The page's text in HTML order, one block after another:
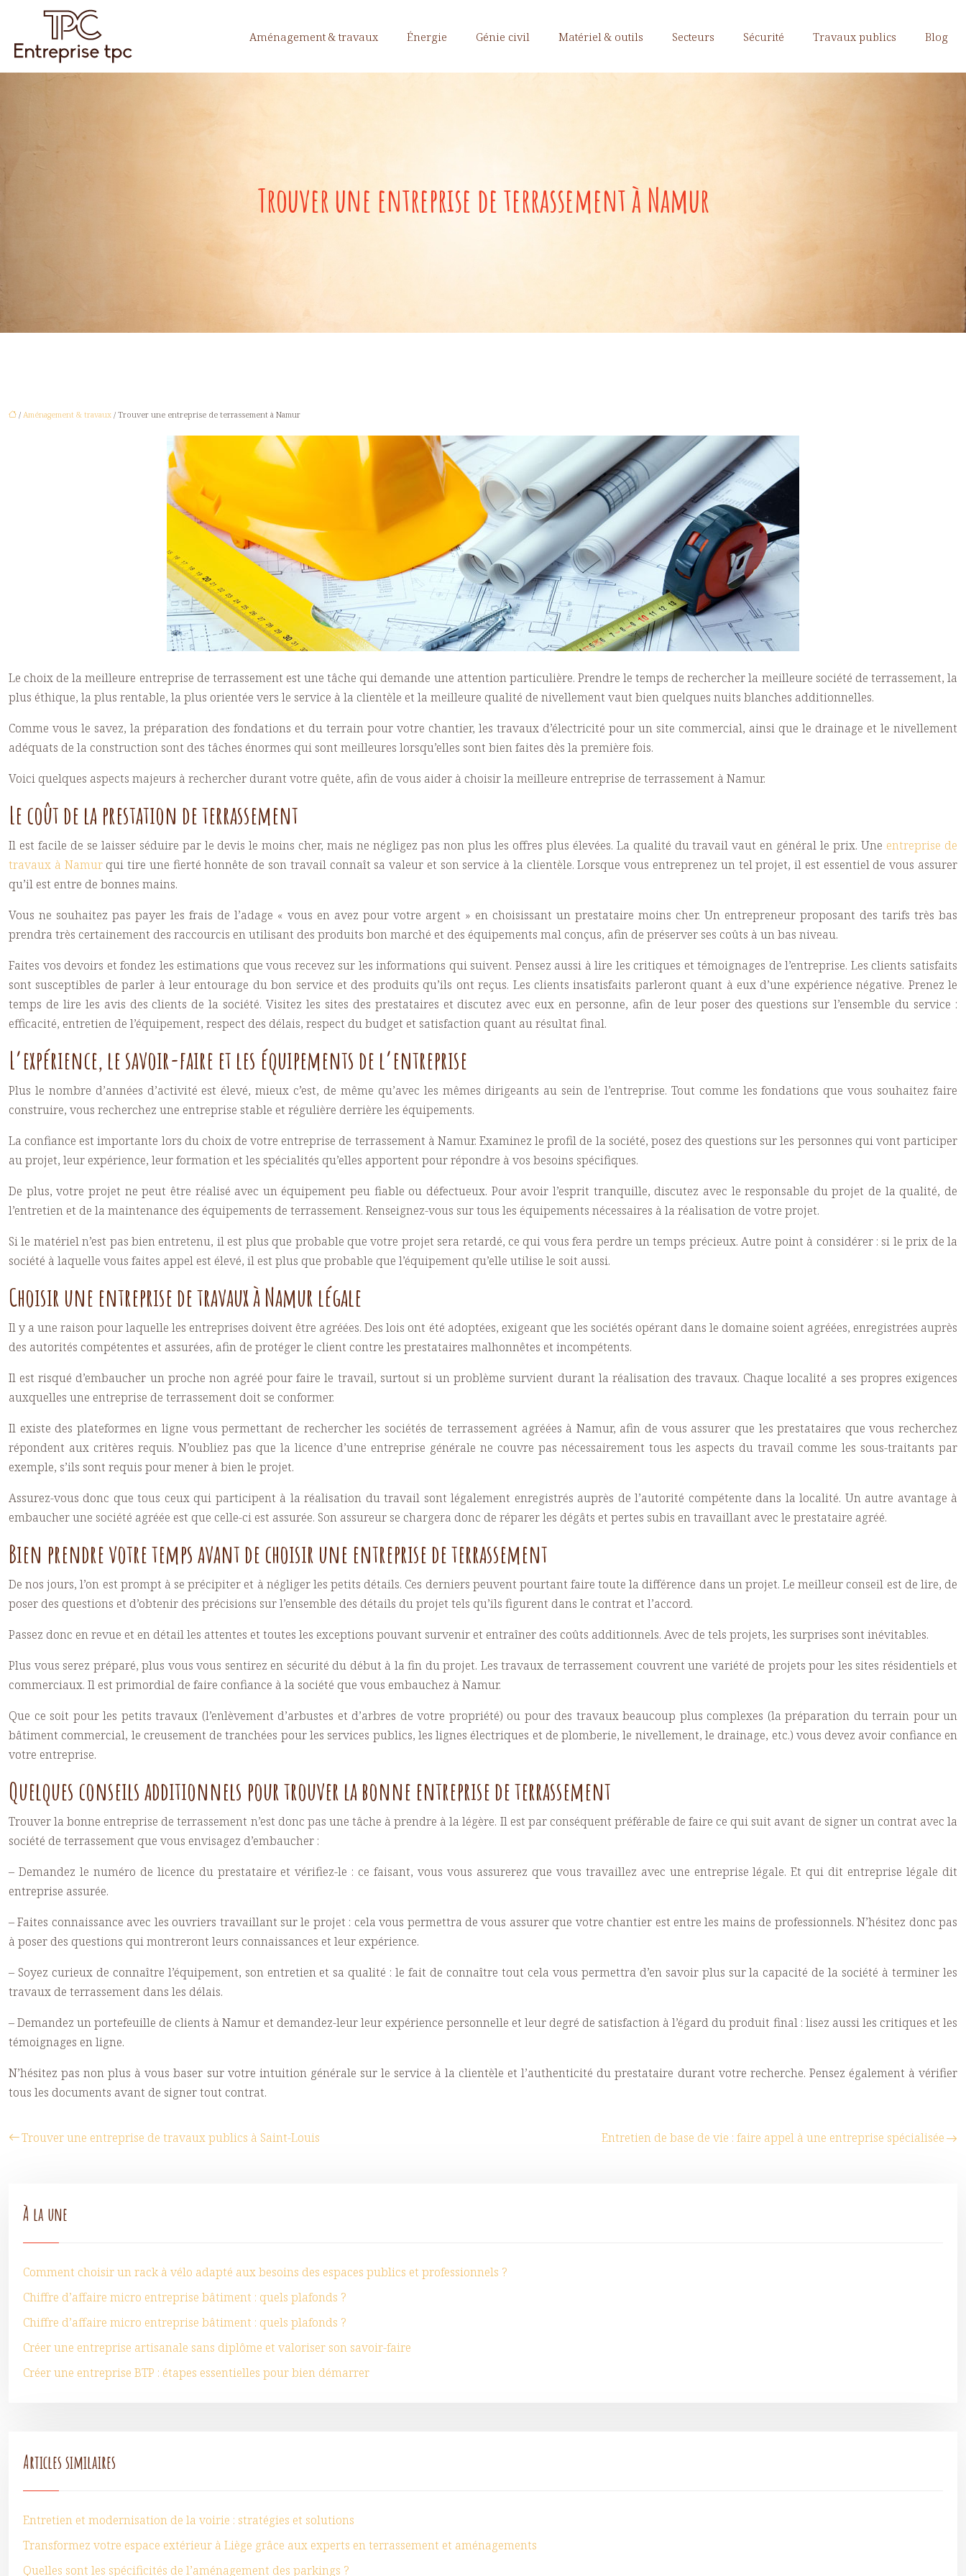
Aménagement & travaux Énergie Génie civil Matériel & outils Secteurs Sécurité Travaux publics Blog
Trouver une entreprise de terrassement à Namur
/ Aménagement & travaux / Trouver une entreprise de terrassement à Namur
Le choix de la meilleure entreprise de terrassement est une tâche qui demande une attention particulière. Prendre le temps de rechercher la meilleure société de terrassement, la
plus éthique, la plus rentable, la plus orientée vers le service à la clientèle et la meilleure qualité de nivellement vaut bien quelques nuits blanches additionnelles.
Comme vous le savez, la préparation des fondations et du terrain pour votre chantier, les travaux d’électricité pour un site commercial, ainsi que le drainage et le nivellement
adéquats de la construction sont des tâches énormes qui sont meilleures lorsqu’elles sont bien faites dès la première fois.
Voici quelques aspects majeurs à rechercher durant votre quête, afin de vous aider à choisir la meilleure entreprise de terrassement à Namur.
Le coût de la prestation de terrassement
Il est facile de se laisser séduire par le devis le moins cher, mais ne négligez pas non plus les offres plus élevées. La qualité du travail vaut en général le prix. Une entreprise de
travaux à Namurqui tire une fierté honnête de son travail connaît sa valeur et son service à la clientèle. Lorsque vous entreprenez un tel projet, il est essentiel de vous assurer
qu’il est entre de bonnes mains.
Vous ne souhaitez pas payer les frais de l’adage « vous en avez pour votre argent » en choisissant un prestataire moins cher. Un entrepreneur proposant des tarifs très bas
prendra très certainement des raccourcis en utilisant des produits bon marché et des équipements mal conçus, afin de préserver ses coûts à un bas niveau.
Faites vos devoirs et fondez les estimations que vous recevez sur les informations qui suivent. Pensez aussi à lire les critiques et témoignages de l’entreprise. Les clients satisfaits
sont susceptibles de parler à leur entourage du bon service et des produits qu’ils ont reçus. Les clients insatisfaits parleront quant à eux d’une expérience négative. Prenez le
temps de lire les avis des clients de la société. Visitez les sites des prestataires et discutez avec eux en personne, afin de leur poser des questions sur l’ensemble du service :
efficacité, entretien de l’équipement, respect des délais, respect du budget et satisfaction quant au résultat final.
L’expérience, le savoir-faire et les équipements de l’entreprise
Plus le nombre d’années d’activité est élevé, mieux c’est, de même qu’avec les mêmes dirigeants au sein de l’entreprise. Tout comme les fondations que vous souhaitez faire
construire, vous recherchez une entreprise stable et régulière derrière les équipements.
La confiance est importante lors du choix de votre entreprise de terrassement à Namur. Examinez le profil de la société, posez des questions sur les personnes qui vont participer
au projet, leur expérience, leur formation et les spécialités qu’elles apportent pour répondre à vos besoins spécifiques.
De plus, votre projet ne peut être réalisé avec un équipement peu fiable ou défectueux. Pour avoir l’esprit tranquille, discutez avec le responsable du projet de la qualité, de
l’entretien et de la maintenance des équipements de terrassement. Renseignez-vous sur tous les équipements nécessaires à la réalisation de votre projet.
Si le matériel n’est pas bien entretenu, il est plus que probable que votre projet sera retardé, ce qui vous fera perdre un temps précieux. Autre point à considérer : si le prix de la
société à laquelle vous faites appel est élevé, il est plus que probable que l’équipement qu’elle utilise le soit aussi.
Choisir une entreprise de travaux à Namur légale
Il y a une raison pour laquelle les entreprises doivent être agréées. Des lois ont été adoptées, exigeant que les sociétés opérant dans le domaine soient agréées, enregistrées auprès
des autorités compétentes et assurées, afin de protéger le client contre les prestataires malhonnêtes et incompétents.
Il est risqué d’embaucher un proche non agréé pour faire le travail, surtout si un problème survient durant la réalisation des travaux. Chaque localité a ses propres exigences
auxquelles une entreprise de terrassement doit se conformer.
Il existe des plateformes en ligne vous permettant de rechercher les sociétés de terrassement agréées à Namur, afin de vous assurer que les prestataires que vous recherchez
répondent aux critères requis. N’oubliez pas que la licence d’une entreprise générale ne couvre pas nécessairement tous les aspects du travail comme les sous-traitants par
exemple, s’ils sont requis pour mener à bien le projet.
Assurez-vous donc que tous ceux qui participent à la réalisation du travail sont légalement enregistrés auprès de l’autorité compétente dans la localité. Un autre avantage à
embaucher une société agréée est que celle-ci est assurée. Son assureur se chargera donc de réparer les dégâts et pertes subis en travaillant avec le prestataire agréé.
Bien prendre votre temps avant de choisir une entreprise de terrassement
De nos jours, l’on est prompt à se précipiter et à négliger les petits détails. Ces derniers peuvent pourtant faire toute la différence dans un projet. Le meilleur conseil est de lire, de
poser des questions et d’obtenir des précisions sur l’ensemble des détails du projet tels qu’ils figurent dans le contrat et l’accord.
Passez donc en revue et en détail les attentes et toutes les exceptions pouvant survenir et entraîner des coûts additionnels. Avec de tels projets, les surprises sont inévitables.
Plus vous serez préparé, plus vous vous sentirez en sécurité du début à la fin du projet. Les travaux de terrassement couvrent une variété de projets pour les sites résidentiels et
commerciaux. Il est primordial de faire confiance à la société que vous embauchez à Namur.
Que ce soit pour les petits travaux (l’enlèvement d’arbustes et d’arbres de votre propriété) ou pour des travaux beaucoup plus complexes (la préparation du terrain pour un
bâtiment commercial, le creusement de tranchées pour les services publics, les lignes électriques et de plomberie, le nivellement, le drainage, etc.) vous devez avoir confiance en
votre entreprise.
Quelques conseils additionnels pour trouver la bonne entreprise de terrassement
Trouver la bonne entreprise de terrassement n’est donc pas une tâche à prendre à la légère. Il est par conséquent préférable de faire ce qui suit avant de signer un contrat avec la
société de terrassement que vous envisagez d’embaucher :
– Demandez le numéro de licence du prestataire et vérifiez-le : ce faisant, vous vous assurerez que vous travaillez avec une entreprise légale. Et qui dit entreprise légale dit
entreprise assurée.
– Faites connaissance avec les ouvriers travaillant sur le projet : cela vous permettra de vous assurer que votre chantier est entre les mains de professionnels. N’hésitez donc pas
à poser des questions qui montreront leurs connaissances et leur expérience.
– Soyez curieux de connaître l’équipement, son entretien et sa qualité : le fait de connaître tout cela vous permettra d’en savoir plus sur la capacité de la société à terminer les
travaux de terrassement dans les délais.
– Demandez un portefeuille de clients à Namur et demandez-leur leur expérience personnelle et leur degré de satisfaction à l’égard du produit final : lisez aussi les critiques et les
témoignages en ligne.
N’hésitez pas non plus à vous baser sur votre intuition générale sur le service à la clientèle et l’authenticité du prestataire durant votre recherche. Pensez également à vérifier
tous les documents avant de signer tout contrat.
Trouver une entreprise de travaux publics à Saint-Louis Entretien de base de vie : faire appel à une entreprise spécialisée
À la une
Comment choisir un rack à vélo adapté aux besoins des espaces publics et professionnels ?
Chiffre d’affaire micro entreprise bâtiment : quels plafonds ?
Chiffre d’affaire micro entreprise bâtiment : quels plafonds ?
Créer une entreprise artisanale sans diplôme et valoriser son savoir-faire
Créer une entreprise BTP : étapes essentielles pour bien démarrer
Articles similaires
Entretien et modernisation de la voirie : stratégies et solutions
Transformez votre espace extérieur à Liège grâce aux experts en terrassement et aménagements
Quelles sont les spécificités de l’aménagement des parkings ?